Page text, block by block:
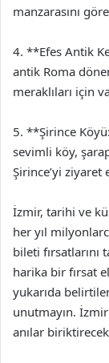
manzarasını
4. **Efes Antik
antik Roma
meraklıları için
5. **Şirince
sevimli köy,
Şirince’yi
İzmir, tarihi ve
her yıl
bileti
harika bir fırsat
yukarıda
unutmayın.
anılar